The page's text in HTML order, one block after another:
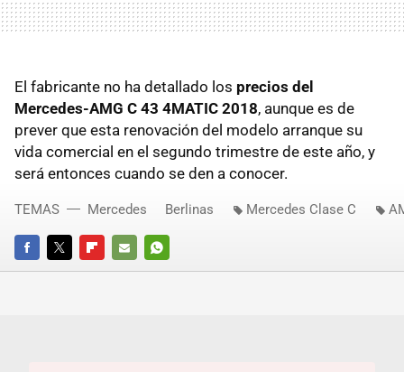
El fabricante no ha detallado los precios del
Mercedes-AMG C 43 4MATIC 2018, aunque es de
prever que esta renovación del modelo arranque su
vida comercial en el segundo trimestre de este año, y
será entonces cuando se den a conocer.
FACEBOOKTWITTERFLIPBOARD
E-
WHATSAPP
TEMAS Mercedes Berlinas Mercedes Clase C